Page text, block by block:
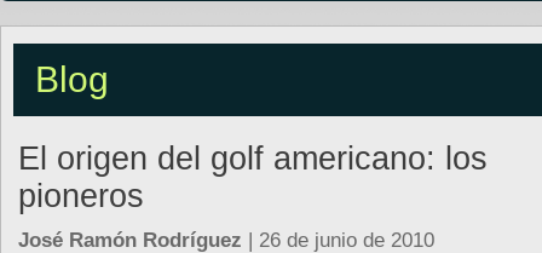
Blog
El origen del golf americano: los
pioneros
José Ramón Rodríguez | 26 de junio de 2010